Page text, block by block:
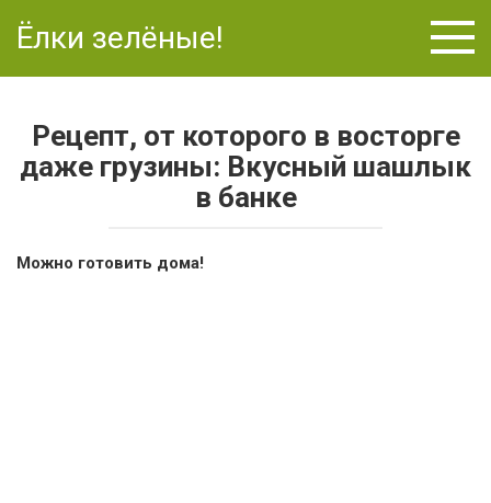
Ёлки зелёные!
Рецепт, от которого в восторге
даже грузины: Вкусный шашлык
в банке
Можно готовить дома!